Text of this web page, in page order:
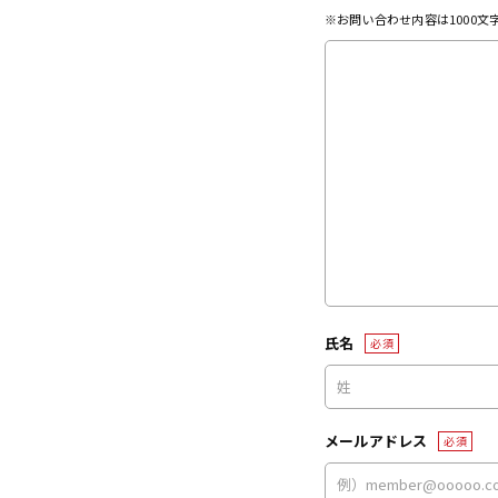
※お問い合わせ内容は1000文
氏名 必須
メールアドレス 必須